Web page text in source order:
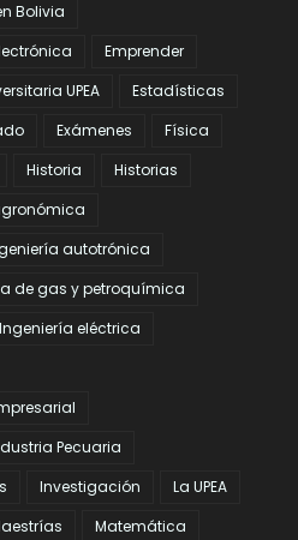
Bolivia
Emprender
UPEA
Estadísticas
Exámenes
Física
Historia
Historias
autotrónica
de gas y petroquímica
Ingeniería eléctrica
Pecuaria
Investigación
La UPEA
Matemática